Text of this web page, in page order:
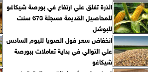
الذرة تغلق علي ارتفاع في بورصة شيكاغو
للمحاصيل القديمة مسجلة 673 سنت
للبوشل
انخفاض سعر فول الصويا لليوم السادس
علي التوالي في بداية تعاملات ببورصة
شيكاغو